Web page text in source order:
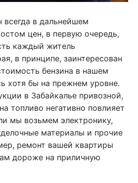
всегда в дальнейшем
цен, в первую очередь,
каждый житель
в принципе, заинтересован
бензина в нашем
хотя бы на прежнем уровне.
в Забайкалье привозной,
топливо негативно повлияет
мы возьмем электронику,
материалы и прочие
ремонт вашей квартиры
дороже на приличную